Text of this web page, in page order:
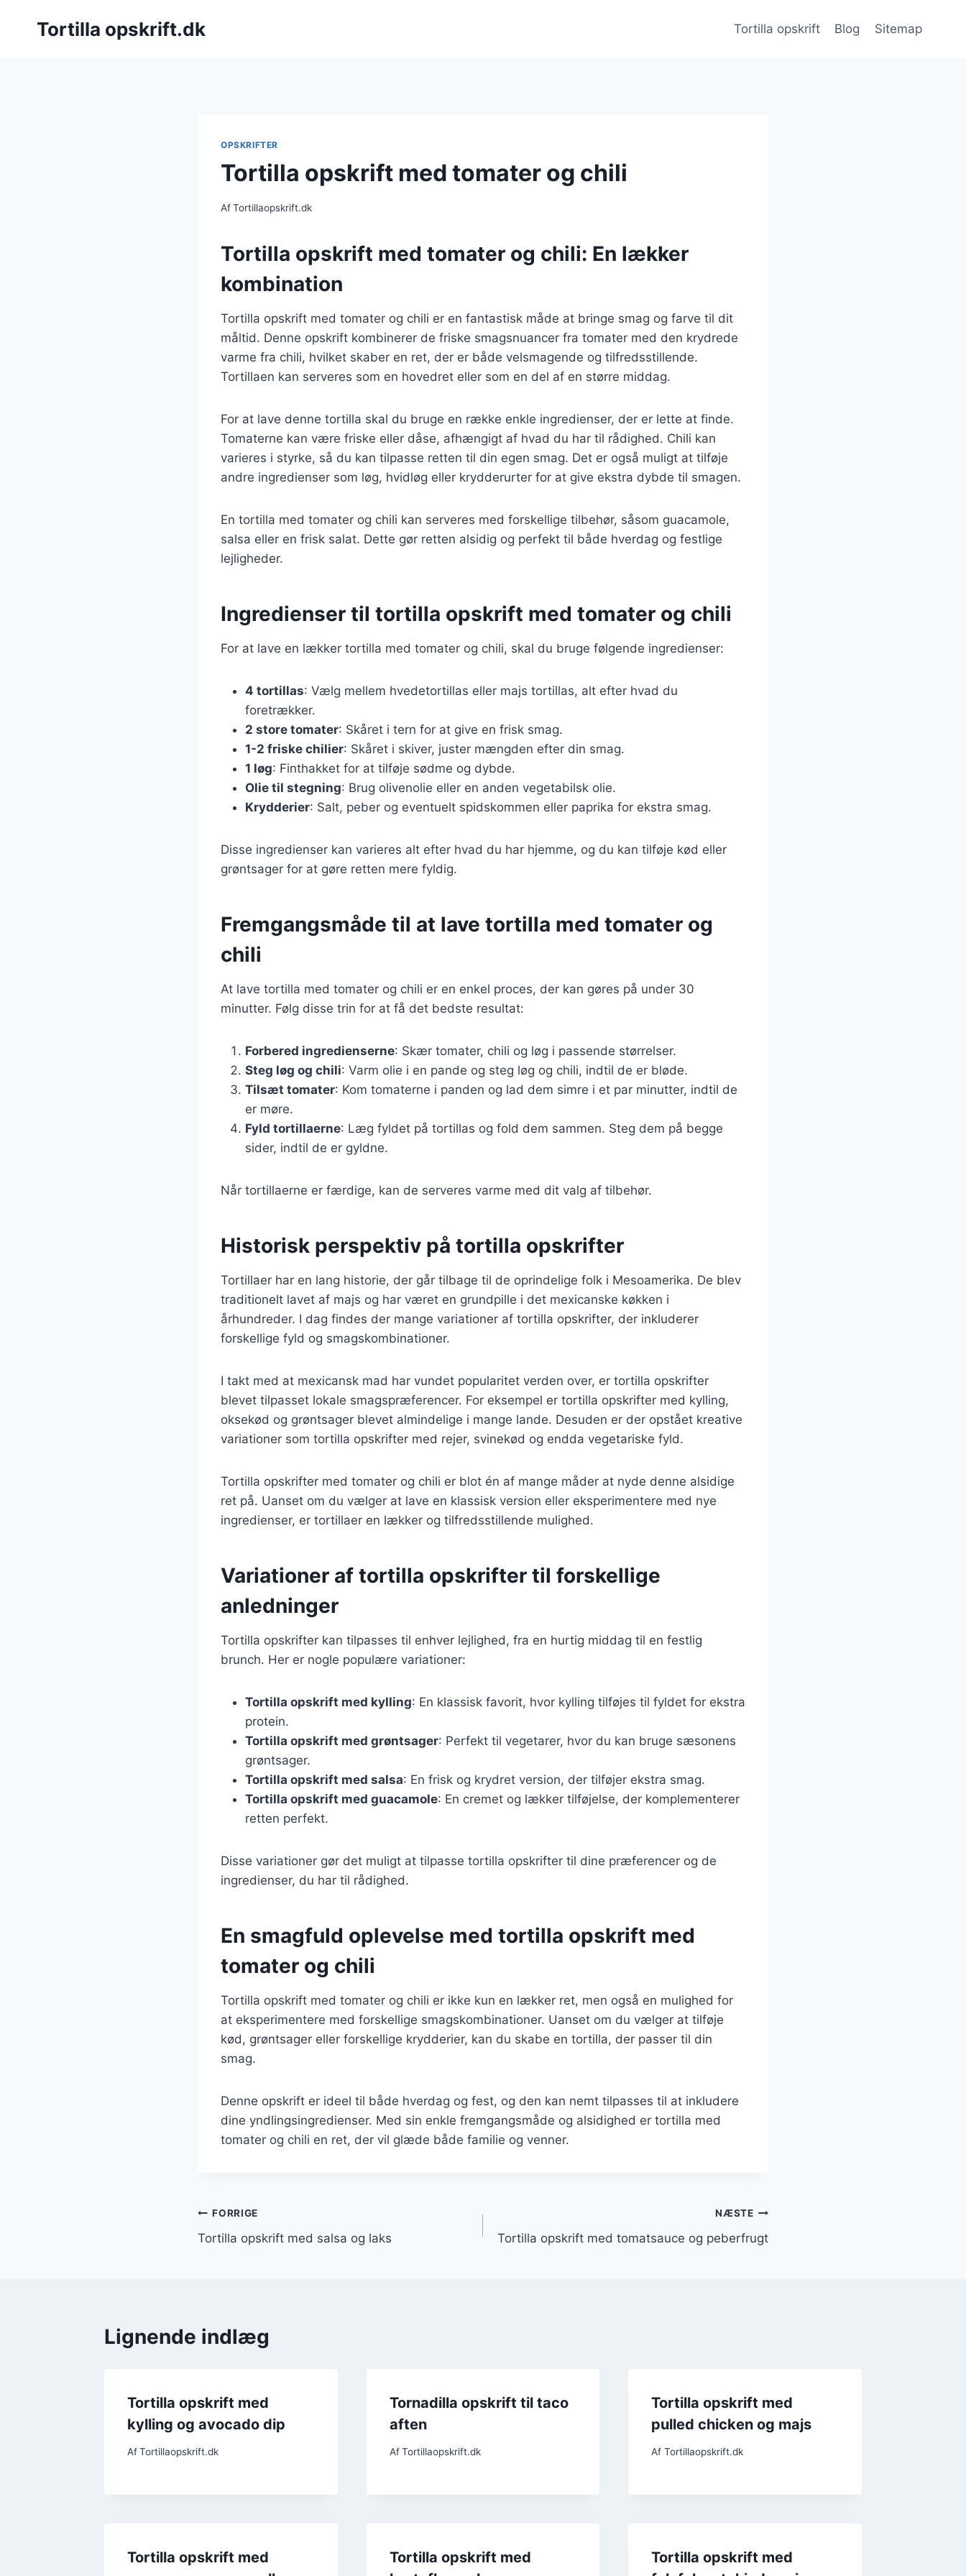
Tortilla opskrift.dk Tortilla opskrift Blog Sitemap
OPSKRIFTER
Tortilla opskrift med tomater og chili
AfTortillaopskrift.dk
Tortilla opskrift med tomater og chili: En lækker
kombination
Tortilla opskrift med tomater og chili er en fantastisk måde at bringe smag og farve til dit
måltid. Denne opskrift kombinerer de friske smagsnuancer fra tomater med den krydrede
varme fra chili, hvilket skaber en ret, der er både velsmagende og tilfredsstillende.
Tortillaen kan serveres som en hovedret eller som en del af en større middag.
For at lave denne tortilla skal du bruge en række enkle ingredienser, der er lette at finde.
Tomaterne kan være friske eller dåse, afhængigt af hvad du har til rådighed. Chili kan
varieres i styrke, så du kan tilpasse retten til din egen smag. Det er også muligt at tilføje
andre ingredienser som løg, hvidløg eller krydderurter for at give ekstra dybde til smagen.
En tortilla med tomater og chili kan serveres med forskellige tilbehør, såsom guacamole,
salsa eller en frisk salat. Dette gør retten alsidig og perfekt til både hverdag og festlige
lejligheder.
Ingredienser til tortilla opskrift med tomater og chili
For at lave en lækker tortilla med tomater og chili, skal du bruge følgende ingredienser:
4 tortillas: Vælg mellem hvedetortillas eller majs tortillas, alt efter hvad du
foretrækker.
2 store tomater: Skåret i tern for at give en frisk smag.
1-2 friske chilier: Skåret i skiver, juster mængden efter din smag.
1 løg: Finthakket for at tilføje sødme og dybde.
Olie til stegning: Brug olivenolie eller en anden vegetabilsk olie.
Krydderier: Salt, peber og eventuelt spidskommen eller paprika for ekstra smag.
Disse ingredienser kan varieres alt efter hvad du har hjemme, og du kan tilføje kød eller
grøntsager for at gøre retten mere fyldig.
Fremgangsmåde til at lave tortilla med tomater og
chili
At lave tortilla med tomater og chili er en enkel proces, der kan gøres på under 30
minutter. Følg disse trin for at få det bedste resultat:
Forbered ingredienserne: Skær tomater, chili og løg i passende størrelser.
Steg løg og chili: Varm olie i en pande og steg løg og chili, indtil de er bløde.
Tilsæt tomater: Kom tomaterne i panden og lad dem simre i et par minutter, indtil de
er møre.
Fyld tortillaerne: Læg fyldet på tortillas og fold dem sammen. Steg dem på begge
sider, indtil de er gyldne.
Når tortillaerne er færdige, kan de serveres varme med dit valg af tilbehør.
Historisk perspektiv på tortilla opskrifter
Tortillaer har en lang historie, der går tilbage til de oprindelige folk i Mesoamerika. De blev
traditionelt lavet af majs og har været en grundpille i det mexicanske køkken i
århundreder. I dag findes der mange variationer af tortilla opskrifter, der inkluderer
forskellige fyld og smagskombinationer.
I takt med at mexicansk mad har vundet popularitet verden over, er tortilla opskrifter
blevet tilpasset lokale smagspræferencer. For eksempel er tortilla opskrifter med kylling,
oksekød og grøntsager blevet almindelige i mange lande. Desuden er der opstået kreative
variationer som tortilla opskrifter med rejer, svinekød og endda vegetariske fyld.
Tortilla opskrifter med tomater og chili er blot én af mange måder at nyde denne alsidige
ret på. Uanset om du vælger at lave en klassisk version eller eksperimentere med nye
ingredienser, er tortillaer en lækker og tilfredsstillende mulighed.
Variationer af tortilla opskrifter til forskellige
anledninger
Tortilla opskrifter kan tilpasses til enhver lejlighed, fra en hurtig middag til en festlig
brunch. Her er nogle populære variationer:
Tortilla opskrift med kylling: En klassisk favorit, hvor kylling tilføjes til fyldet for ekstra
protein.
Tortilla opskrift med grøntsager: Perfekt til vegetarer, hvor du kan bruge sæsonens
grøntsager.
Tortilla opskrift med salsa: En frisk og krydret version, der tilføjer ekstra smag.
Tortilla opskrift med guacamole: En cremet og lækker tilføjelse, der komplementerer
retten perfekt.
Disse variationer gør det muligt at tilpasse tortilla opskrifter til dine præferencer og de
ingredienser, du har til rådighed.
En smagfuld oplevelse med tortilla opskrift med
tomater og chili
Tortilla opskrift med tomater og chili er ikke kun en lækker ret, men også en mulighed for
at eksperimentere med forskellige smagskombinationer. Uanset om du vælger at tilføje
kød, grøntsager eller forskellige krydderier, kan du skabe en tortilla, der passer til din
smag.
Denne opskrift er ideel til både hverdag og fest, og den kan nemt tilpasses til at inkludere
dine yndlingsingredienser. Med sin enkle fremgangsmåde og alsidighed er tortilla med
tomater og chili en ret, der vil glæde både familie og venner.
Indlægsnavigation
FORRIGE
Tortilla opskrift med salsa og laks
NÆSTE
Tortilla opskrift med tomatsauce og peberfrugt
Lignende indlæg
Tortilla opskrift med
kylling og avocado dip
AfTortillaopskrift.dk
Tornadilla opskrift til taco
aften
Af Tortillaopskrift.dk
Tortilla opskrift med
pulled chicken og majs
Af Tortillaopskrift.dk
Tortilla opskrift med
Tortilla opskrift med
Tortilla opskrift med